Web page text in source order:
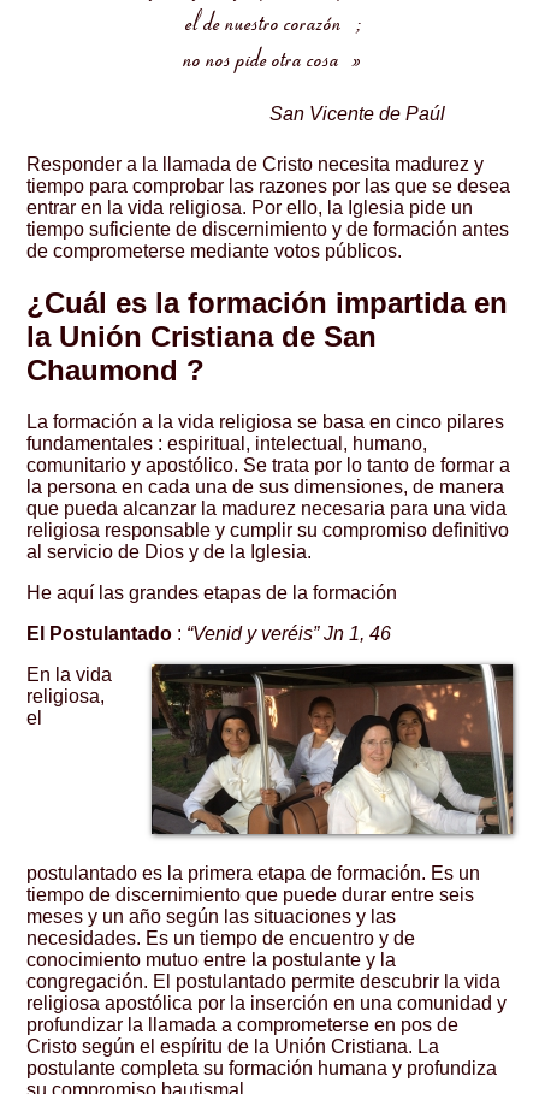
el de nuestro corazón ;
no nos pide otra cosa »
San Vicente de Paúl
Responder a la llamada de Cristo necesita madurez y
tiempo para comprobar las razones por las que se desea
entrar en la vida religiosa. Por ello, la Iglesia pide un
tiempo suficiente de discernimiento y de formación antes
de comprometerse mediante votos públicos.
¿Cuál es la formación impartida en
la Unión Cristiana de San
Chaumond ?
La formación a la vida religiosa se basa en cinco pilares
fundamentales : espiritual, intelectual, humano,
comunitario y apostólico. Se trata por lo tanto de formar a
la persona en cada una de sus dimensiones, de manera
que pueda alcanzar la madurez necesaria para una vida
religiosa responsable y cumplir su compromiso definitivo
al servicio de Dios y de la Iglesia.
He aquí las grandes etapas de la formación
El Postulantado : “Venid y veréis” Jn 1, 46
En la vida
religiosa,
el
postulantado es la primera etapa de formación. Es un
tiempo de discernimiento que puede durar entre seis
meses y un año según las situaciones y las
necesidades. Es un tiempo de encuentro y de
conocimiento mutuo entre la postulante y la
congregación. El postulantado permite descubrir la vida
religiosa apostólica por la inserción en una comunidad y
profundizar la llamada a comprometerse en pos de
Cristo según el espíritu de la Unión Cristiana. La
postulante completa su formación humana y profundiza
su compromiso bautismal.